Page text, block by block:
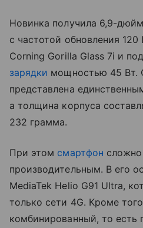
Новинка получила 6,9-
с частотой обновления
Corning Gorilla Glass 7i и
зарядки мощностью 45 Вт.
представлена
а толщина корпуса
232 грамма.
При этом смартфон сложно
производительным. В его
MediaTek Helio G91 Ultra,
только сети 4G. Кроме
комбинированный, то есть